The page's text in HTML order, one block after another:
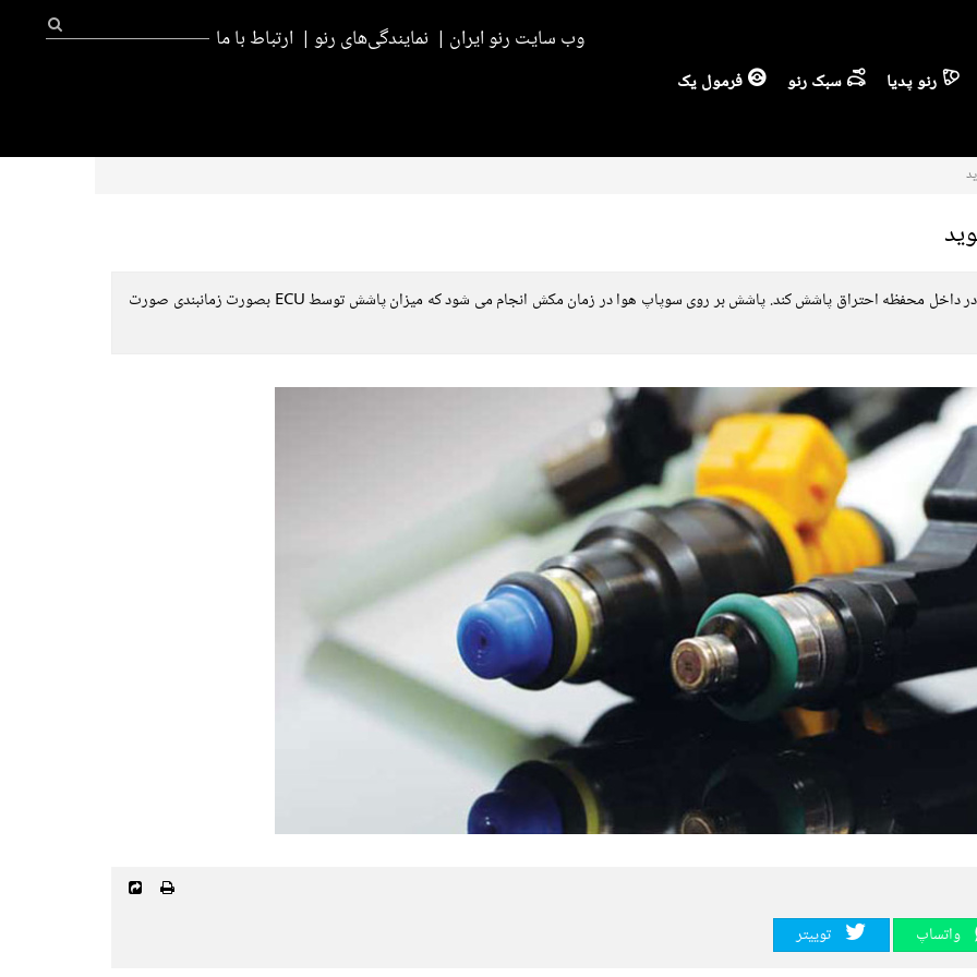
وب سایت رنو ایران نمایندگی‌های رنو ارتباط با ما
رنو پدیا سبک رنو فرمول یک
سوزن انژکتور وظیفه دارد تا سوخت را به صورت کاملا پودری در داخل محفظه احتراق پاشش کند. پاشش بر روی سوپاپ هوا در زمان مکش انجام می شود که میزان پاشش توسط ECU بصورت زمانبندی صورت
واتساپ توییتر